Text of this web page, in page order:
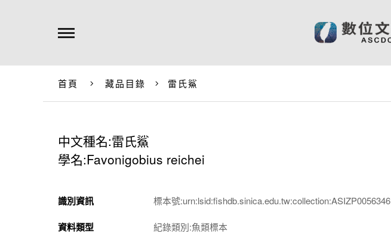
首頁 藏品目錄 雷氏鯊
中文種名:雷氏鯊
學名:Favonigobius reichei
識別資訊 標本號:urn:lsid:fishdb.sinica.edu.tw:collection:ASIZP0056346
資料類型 紀錄類別:魚類標本